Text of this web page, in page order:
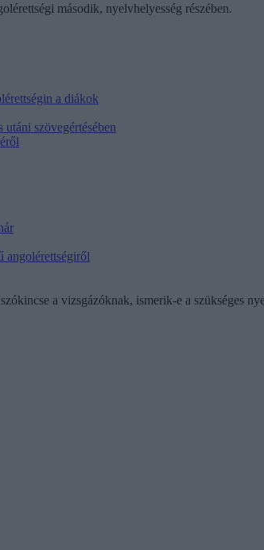
második, nyelvhelyesség részében.
a diákok
szövegértésében
angolérettségiről
a vizsgázóknak, ismerik-e a szükséges